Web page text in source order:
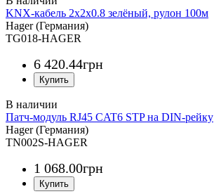
KNX-кабель 2х2х0.8 зелёный, рулон 100м
Hager (Германия)
TG018-HAGER
6 420.44грн
Патч-модуль RJ45 CAT6 STP на DIN-рейку
Hager (Германия)
TN002S-HAGER
1 068.00грн